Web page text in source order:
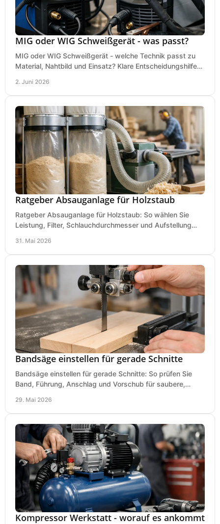
MIG oder WIG Schweißgerät - was passt?
MIG oder WIG Schweißgerät - welche Technik passt zu
Material, Nahtbild und Einsatz? Klare Entscheidungshilfe
2. Juni 2026
Ratgeber Absauganlage für Holzstaub
Ratgeber Absauganlage für Holzstaub: So wählen Sie
Leistung, Filter, Schlauchdurchmesser und Aufstellung
31. Mai 2026
Bandsäge einstellen für gerade Schnitte
Bandsäge einstellen für gerade Schnitte: So prüfen Sie
Band, Führung, Anschlag und Vorschub für saubere,
29. Mai 2026
Kompressor Werkstatt - worauf es ankommt